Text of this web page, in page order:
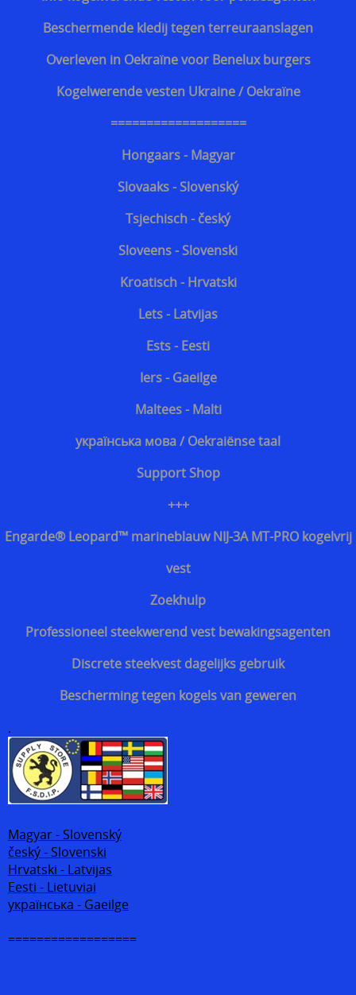
Lets - Latvijas
Ests - Eesti
Iers - Gaeilge
Maltees - Malti
українська мова / Oekraiënse taal
Support Shop
+++
Engarde® Leopard™ marineblauw NIJ-3A MT-PRO
kogelvrij vest
Zoekhulp
Professioneel steekwerend vest bewakingsagenten
Discrete steekvest dagelijks gebruik
Bescherming tegen kogels van geweren
Beschermende kledij tegen terreuraanslagen
Overleven in Oekraïne voor Benelux burgers
Kogelwerende vesten Ukraine / Oekraïne
===================
Hongaars - Magyar
Slovaaks - Slovenský
Tsjechisch - český
Sloveens - Slovenski
Kroatisch - Hrvatski
Lets - Latvijas
Ests - Eesti
Iers - Gaeilge
Maltees - Malti
українська мова / Oekraiënse taal
Support Shop
+++
Engarde® Leopard™ marineblauw NIJ-3A MT-PRO kogelvrij
vest
Zoekhulp
Professioneel steekwerend vest bewakingsagenten
Discrete steekvest dagelijks gebruik
Bescherming tegen kogels van geweren
.
Magyar - Slovenský
český - Slovenski
Hrvatski - Latvijas
Eesti - Lietuviai
українська - Gaeilge
==================